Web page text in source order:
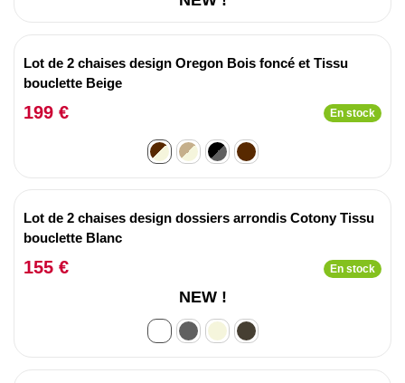
Lot de 2 chaises design Oregon Bois foncé et Tissu
bouclette Beige
199 € En stock
Lot de 2 chaises design dossiers arrondis Cotony Tissu
bouclette Blanc
155 € En stock
NEW !